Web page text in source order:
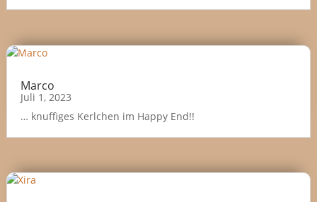
Marco
Juli 1, 2023
… knuffiges Kerlchen im Happy End!!